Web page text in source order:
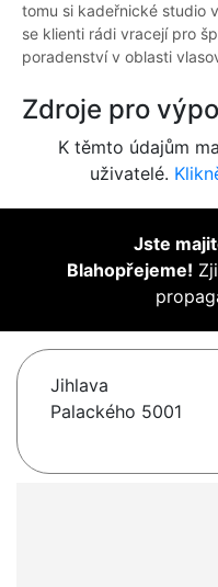
tomu si kadeřnické studio
se klienti rádi vracejí pro
poradenství v oblasti
Zdroje pro
K těmto údajům
uživatelé.
Jste
Blahopřejeme!
Jihlava
Palackého 5001